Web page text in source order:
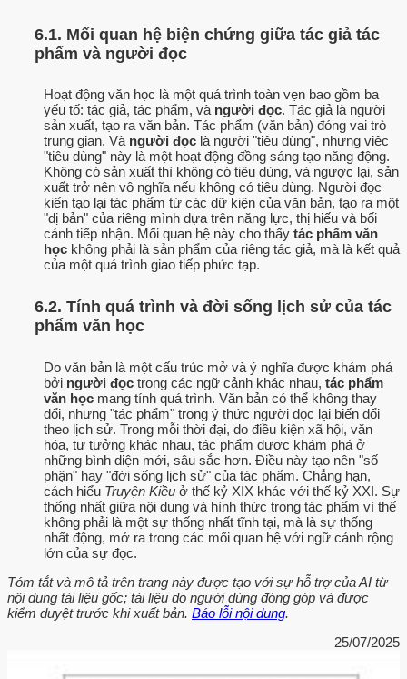
6.1. Mối quan hệ biện chứng giữa tác giả tác
phẩm và người đọc
Hoạt động văn học là một quá trình toàn vẹn bao gồm ba
yếu tố: tác giả, tác phẩm, và người đọc. Tác giả là người
sản xuất, tạo ra văn bản. Tác phẩm (văn bản) đóng vai trò
trung gian. Và người đọc là người "tiêu dùng", nhưng việc
"tiêu dùng" này là một hoạt động đồng sáng tạo năng động.
Không có sản xuất thì không có tiêu dùng, và ngược lại, sản
xuất trở nên vô nghĩa nếu không có tiêu dùng. Người đọc
kiến tạo lại tác phẩm từ các dữ kiện của văn bản, tạo ra một
"dị bản" của riêng mình dựa trên năng lực, thị hiếu và bối
cảnh tiếp nhận. Mối quan hệ này cho thấy tác phẩm văn
học không phải là sản phẩm của riêng tác giả, mà là kết quả
của một quá trình giao tiếp phức tạp.
6.2. Tính quá trình và đời sống lịch sử của tác
phẩm văn học
Do văn bản là một cấu trúc mở và ý nghĩa được khám phá
bởi người đọc trong các ngữ cảnh khác nhau, tác phẩm
văn học mang tính quá trình. Văn bản có thể không thay
đổi, nhưng "tác phẩm" trong ý thức người đọc lại biến đổi
theo lịch sử. Trong mỗi thời đại, do điều kiện xã hội, văn
hóa, tư tưởng khác nhau, tác phẩm được khám phá ở
những bình diện mới, sâu sắc hơn. Điều này tạo nên "số
phận" hay "đời sống lịch sử" của tác phẩm. Chẳng hạn,
cách hiểu Truyện Kiều ở thế kỷ XIX khác với thế kỷ XXI. Sự
thống nhất giữa nội dung và hình thức trong tác phẩm vì thế
không phải là một sự thống nhất tĩnh tại, mà là sự thống
nhất động, mở ra trong các mối quan hệ với ngữ cảnh rộng
lớn của sự đọc.
Tóm tắt và mô tả trên trang này được tạo với sự hỗ trợ của AI từ
nội dung tài liệu gốc; tài liệu do người dùng đóng góp và được
kiểm duyệt trước khi xuất bản. Báo lỗi nội dung.
25/07/2025